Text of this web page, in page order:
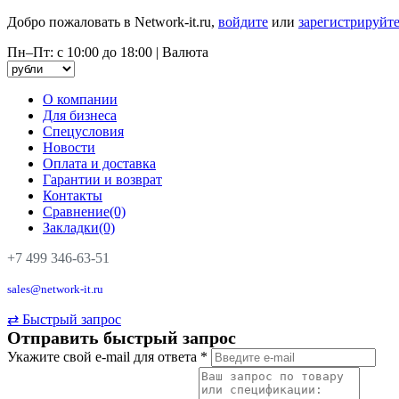
Добро пожаловать в Network-it.ru, войдите или
Пн–Пт: с 10:00 до 18:00 | Валюта
О компании
Для бизнеса
Спецусловия
Новости
Оплата и доставка
Гарантии и возврат
Контакты
Сравнение(0)
Закладки(0)
+7 499 346-63-51
sales@network-it.ru
⇄ Быстрый запрос
Отправить быстрый запрос
Укажите свой e-mail для ответа *